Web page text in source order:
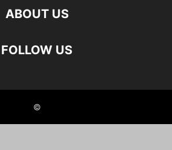
ABOUT US
FOLLOW US
©